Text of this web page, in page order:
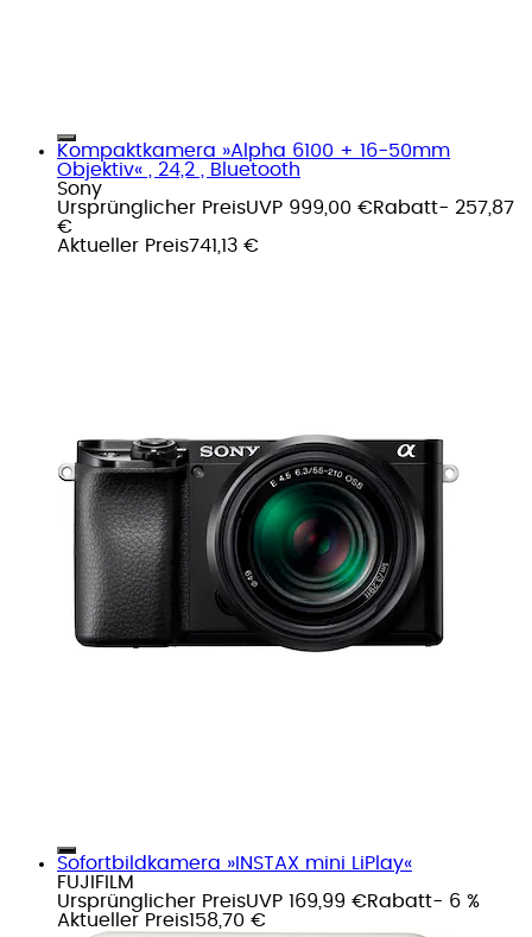
Kompaktkamera »Alpha 6100 + 16-50mm
Objektiv« , 24,2 , Bluetooth
Sony
Ursprünglicher PreisUVP 999,00 €Rabatt- 257,87
€
Aktueller Preis741,13 €
Sofortbildkamera »INSTAX mini LiPlay«
FUJIFILM
Ursprünglicher PreisUVP 169,99 €Rabatt- 6 %
Aktueller Preis158,70 €